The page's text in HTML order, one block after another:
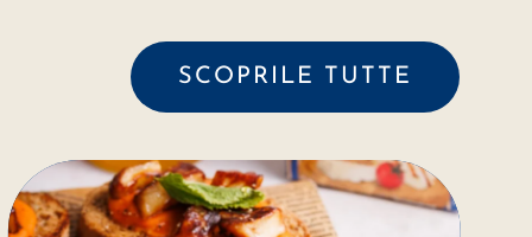
SCOPRILE TUTTE